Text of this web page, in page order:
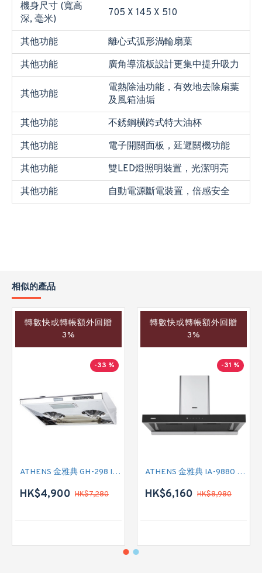
機身尺寸 (寬高
深, 毫米)
705 X 145 X 510
其他功能
離心式弧形渦輪扇葉
其他功能
廣角導流板設計更集中提升吸力
其他功能
電熱除油功能，有效地去除扇葉
及風箱油垢
其他功能
不銹鋼橫跨式特大油杯
其他功能
電子開關面板，延遲關機功能
其他功能
雙LED燈照明裝置，光潔明亮
其他功能
自動電源斷電裝置，倍感安全
相似的產品
轉數快或轉帳額外回贈
3%
-33 %
ATHENS 金雅典 GH-298 IEC 標準抽油煙機
HK$4,900 HK$7,280
轉數快或轉帳額外回贈
3%
-31 %
ATHENS 金雅典 IA-9880 煙囪式抽油煙機
HK$6,160 HK$8,980